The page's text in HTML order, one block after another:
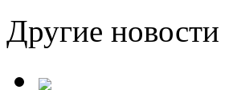
Другие новости